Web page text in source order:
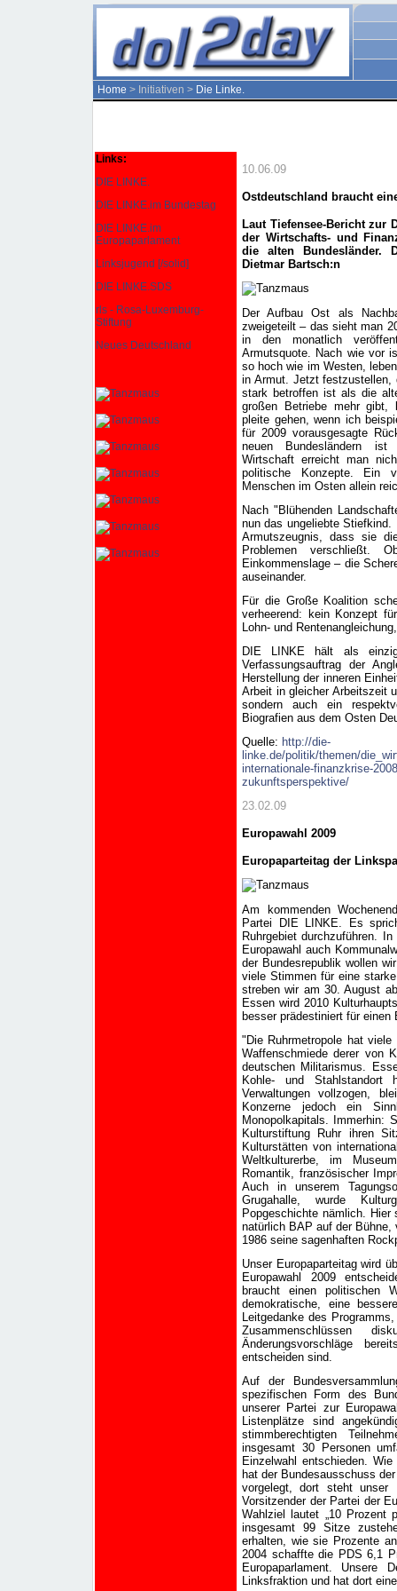
Home > Initiativen > Die Linke.
Links:
DIE LINKE.
DIE LINKE.im Bundestag
DIE LINKE.im
Europaparlament
Linksjugend [/solid]
DIE LINKE.SDS
rls - Rosa-Luxemburg-
Stiftung
Neues Deutschland
10.06.09
Ostdeutschland braucht
Laut Tiefensee-Bericht zur
der Wirtschafts- und
die alten Bundesländer.
Dietmar Bartsch:n
Der Aufbau Ost als
zweigeteilt – das sieht man
in den monatlich
Armutsquote. Nach wie vor
so hoch wie im Westen,
in Armut. Jetzt festzustellen,
stark betroffen ist als die
großen Betriebe mehr gibt,
pleite gehen, wenn ich
für 2009 vorausgesagte
neuen Bundesländern ist
Wirtschaft erreicht man
politische Konzepte. Ein
Menschen im Osten allein
Nach "Blühenden
nun das ungeliebte
Armutszeugnis, dass sie
Problemen verschließt.
Einkommenslage – die
auseinander.
Für die Große Koalition
verheerend: kein Konzept
Lohn- und
DIE LINKE hält als
Verfassungsauftrag der
Herstellung der inneren
Arbeit in gleicher Arbeitszeit
sondern auch ein
Biografien aus dem Osten
Quelle: http://die-
linke.de/politik/themen/
internationale-finanzkrise-
zukunftsperspektive/
23.02.09
Europawahl 2009
Europaparteitag der
Am kommenden
Partei DIE LINKE. Es
Ruhrgebiet durchzuführen.
Europawahl auch
der Bundesrepublik wollen
viele Stimmen für eine
streben wir am 30. August
Essen wird 2010
besser prädestiniert für einen
"Die Ruhrmetropole hat
Waffenschmiede derer von
deutschen Militarismus.
Kohle- und Stahlstandort
Verwaltungen vollzogen,
Konzerne jedoch ein
Monopolkapitals. Immerhin:
Kulturstiftung Ruhr ihren
Kulturstätten von
Weltkulturerbe, im
Romantik, französischer
Auch in unserem
Grugahalle, wurde
Popgeschichte nämlich.
natürlich BAP auf der Bühne,
1986 seine sagenhaften
Unser Europaparteitag wird
Europawahl 2009
braucht einen politischen
demokratische, eine
Leitgedanke des
Zusammenschlüssen
Änderungsvorschläge
entscheiden sind.
Auf der
spezifischen Form des
unserer Partei zur
Listenplätze sind
stimmberechtigten
insgesamt 30 Personen
Einzelwahl entschieden.
hat der Bundesausschuss
vorgelegt, dort steht unser
Vorsitzender der Partei der
Wahlziel lautet „10 Prozent
insgesamt 99 Sitze
erhalten, wie sie Prozente
2004 schaffte die PDS 6,1
Europaparlament. Unsere
Linksfraktion und hat dort